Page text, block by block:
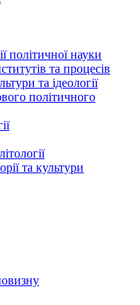
політичної науки
та процесів
та ідеології
політичного
та культури